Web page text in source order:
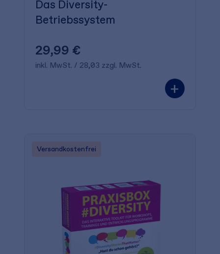
Das Diversity-
Betriebssystem
29,99 €
inkl. MwSt. / 28,03 zzgl. MwSt.
+
Versandkostenfrei